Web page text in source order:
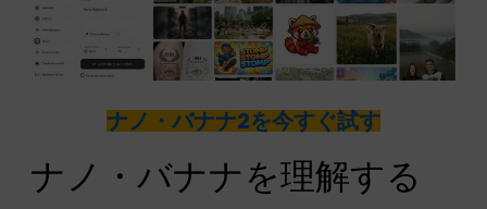
ナノ・バナナ2を今すぐ試す
ナノ・バナナを理解する